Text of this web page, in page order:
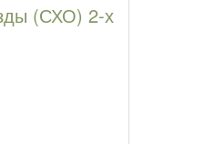
(СХО) 2-х